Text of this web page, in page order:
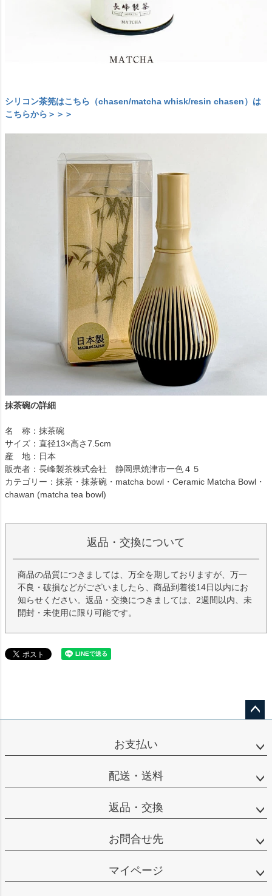
シリコン茶筅はこちら（chasen/matcha whisk/resin chasen）は
こちらから＞＞＞
抹茶碗の詳細
名 称：抹茶碗
サイズ：直径13×高さ7.5cm
産 地：日本
販売者：長峰製茶株式会社 静岡県焼津市一色４５
カテゴリー：抹茶・抹茶碗・matcha bowl・Ceramic Matcha Bowl・
chawan (matcha tea bowl)
返品・交換について
商品の品質につきましては、万全を期しておりますが、万一
不良・破損などがございましたら、商品到着後14日以内にお
知らせください。返品・交換につきましては、2週間以内、未
開封・未使用に限り可能です。
ップ
お支払い
配送・送料
返品・交換
お問合せ先
マイページ